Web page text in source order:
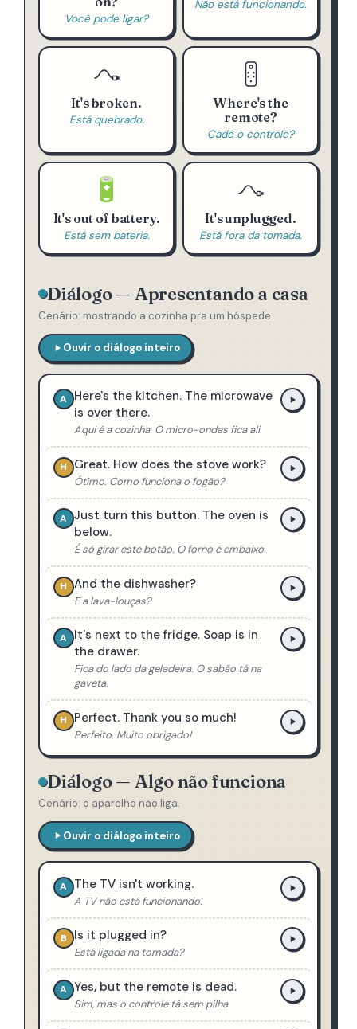
Você pode ligar?
Não está funcionando.
It's broken.
Está quebrado.
Where's the
remote?
Cadê o controle?
🔋
It's out of battery.
Está sem bateria.
It's unplugged.
Está fora da tomada.
Diálogo — Apresentando a casa
Cenário: mostrando a cozinha pra um hóspede.
Ouvir o diálogo inteiro
A Here's the kitchen. The microwave
is over there.
Aqui é a cozinha. O micro-ondas fica ali.
H Great. How does the stove work?
Ótimo. Como funciona o fogão?
A Just turn this button. The oven is
below.
É só girar este botão. O forno é embaixo.
H And the dishwasher?
E a lava-louças?
A It's next to the fridge. Soap is in
the drawer.
Fica do lado da geladeira. O sabão tá na
gaveta.
H Perfect. Thank you so much!
Perfeito. Muito obrigado!
Diálogo — Algo não funciona
Cenário: o aparelho não liga.
Ouvir o diálogo inteiro
A The TV isn't working.
A TV não está funcionando.
B Is it plugged in?
Está ligada na tomada?
A Yes, but the remote is dead.
Sim, mas o controle tá sem pilha.